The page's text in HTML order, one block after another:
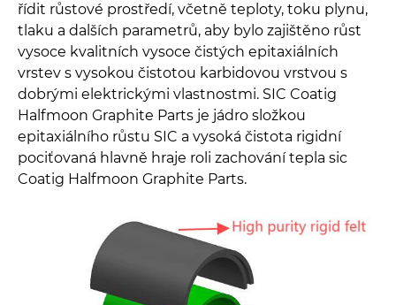
řídit růstové prostředí, včetně teploty, toku plynu,
tlaku a dalších parametrů, aby bylo zajištěno růst
vysoce kvalitních vysoce čistých epitaxiálních
vrstev s vysokou čistotou karbidovou vrstvou s
dobrými elektrickými vlastnostmi. SIC Coatig
Halfmoon Graphite Parts je jádro složkou
epitaxiálního růstu SIC a vysoká čistota rigidní
pociťovaná hlavně hraje roli zachování tepla sic
Coatig Halfmoon Graphite Parts.